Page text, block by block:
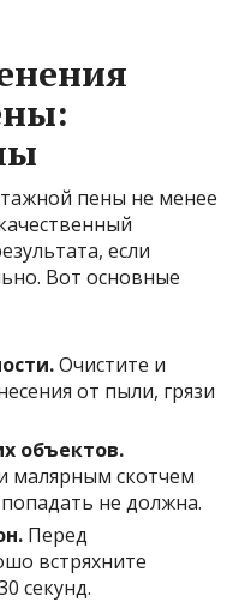
пены не менее
если
Вот основные
Очистите и
от пыли, грязи
объектов.
малярным скотчем
не должна.
Перед
встряхните
секунд.